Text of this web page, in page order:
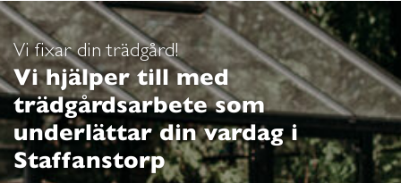
navigation
Vi fixar din trädgård!
Vi hjälper till med
trädgårdsarbete som
underlättar din vardag i
Staffanstorp